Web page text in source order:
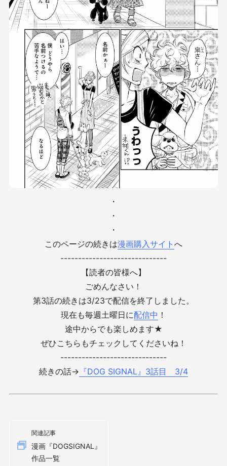
・
・
・
このページの続きは漫画購入サイト へ
------------------------------
【読者の皆様へ】
ごめんなさい！
第3話の続きは3/23で配信を終了しました。
現在も毎週土曜日に配信中 ！
途中からでも楽しめます★
ぜひこちらもチェックしてくださいね！
------------------------------
続きの話→ 『DOG SIGNAL』3話目 3/4
関連記事
漫画『DOGSIGNAL』
作品一覧